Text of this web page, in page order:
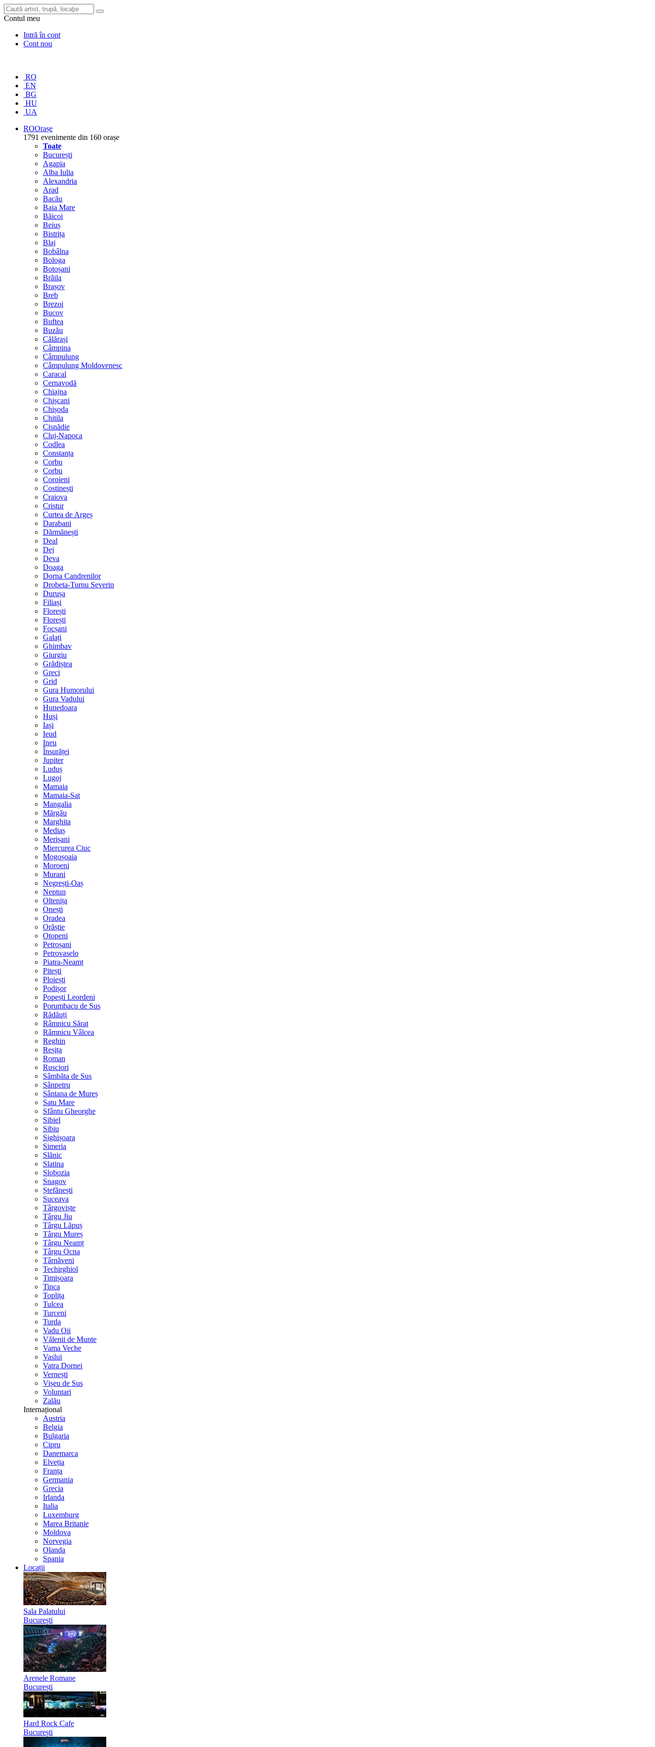
Contul meu
Intră în cont
Cont nou
RO
EN
BG
HU
UA
ROOrașe
1791 evenimente din 160 orașe
Toate
București
Agapia
Alba Iulia
Alexandria
Arad
Bacău
Baia Mare
Băicoi
Beiuș
Bistrița
Blaj
Bobâlna
Bologa
Botoșani
Brăila
Brașov
Breb
Brezoi
Bucov
Buftea
Buzău
Călărași
Câmpina
Câmpulung
Câmpulung Moldovenesc
Caracal
Cernavodă
Chiajna
Chișcani
Chișoda
Chitila
Cisnădie
Cluj-Napoca
Codlea
Constanța
Corbu
Corbu
Coroieni
Costinești
Craiova
Cristur
Curtea de Argeș
Darabani
Dărmănești
Deal
Dej
Deva
Doaga
Dorna Candrenilor
Drobeta-Turnu Severin
Durușa
Filiași
Florești
Florești
Focșani
Galați
Ghimbav
Giurgiu
Grădiștea
Greci
Grid
Gura Humorului
Gura Vadului
Hunedoara
Huși
Iași
Ieud
Ineu
Însurăței
Jupiter
Luduș
Lugoj
Mamaia
Mamaia-Sat
Mangalia
Mărgău
Marghita
Mediaș
Merișani
Miercurea Ciuc
Mogoșoaia
Moroeni
Murani
Negrești-Oaș
Neptun
Oltenița
Onești
Oradea
Orăștie
Otopeni
Petroșani
Petrovaselo
Piatra-Neamț
Pitești
Ploiești
Podișor
Popești Leordeni
Porumbacu de Sus
Rădăuți
Râmnicu Sărat
Râmnicu Vâlcea
Reghin
Reșița
Roman
Rusciori
Sâmbăta de Sus
Sânpetru
Sântana de Mureș
Satu Mare
Sfântu Gheorghe
Sibiel
Sibiu
Sighișoara
Simeria
Slănic
Slatina
Slobozia
Snagov
Ștefănești
Suceava
Târgoviște
Târgu Jiu
Târgu Lăpuș
Târgu Mureș
Târgu Neamț
Târgu Ocna
Târnăveni
Techirghiol
Timișoara
Tinca
Toplița
Tulcea
Turceni
Turda
Vadu Oii
Vălenii de Munte
Vama Veche
Vaslui
Vatra Dornei
Vernești
Vișeu de Sus
Voluntari
Zalău
Internațional
Austria
Belgia
Bulgaria
Cipru
Danemarca
Elveția
Franța
Germania
Grecia
Irlanda
Italia
Luxemburg
Marea Britanie
Moldova
Norvegia
Olanda
Spania
Locații
Sala Palatului
București
Arenele Romane
București
Hard Rock Cafe
București